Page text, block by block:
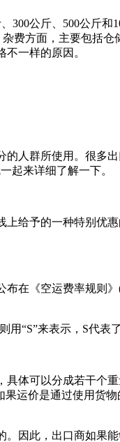
公斤、500公斤和
费方面，主要包括仓
一样的原因。
人群所使用。很多出
起来详细了解一下。
给予的一种特别优惠
在《空运费率规则》
来表示，S代表了
体可以分成若干个重
果运价是通过使用货
因此，出口商如果能